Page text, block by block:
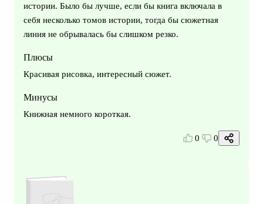
истории. Было бы лучше, если бы книга включала в
себя несколько томов истории, тогда бы сюжетная
линия не обрывалась бы слишком резко.
Плюсы
Красивая рисовка, интересный сюжет.
Минусы
Книжная немного короткая.
0 0